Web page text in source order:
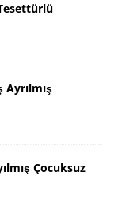
Ayrılmış
Çocuksuz